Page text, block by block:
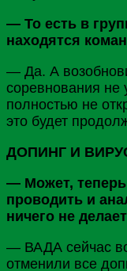
— То есть в
находятся
— Да. А
соревнования не
полностью не
это будет
ДОПИНГ И
— Может, теперь
проводить и
ничего не
— ВАДА сейчас
отменили все